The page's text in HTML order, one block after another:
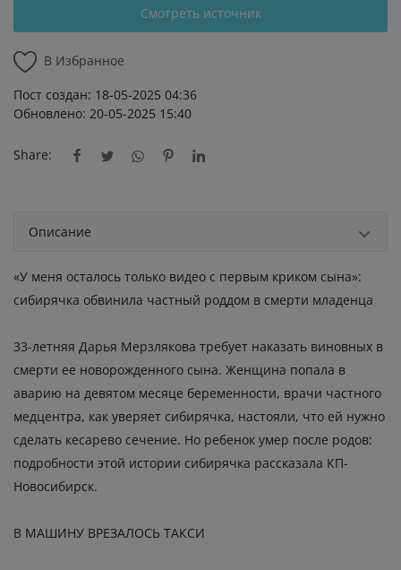
Смотреть источник
В Избранное
Пост создан: 18-05-2025 04:36
Обновлено: 20-05-2025 15:40
Share:
Описание
«У меня осталось только видео с первым криком сына»:
сибирячка обвинила частный роддом в смерти младенца
33-летняя Дарья Мерзлякова требует наказать виновных в
смерти ее новорожденного сына. Женщина попала в
аварию на девятом месяце беременности, врачи частного
медцентра, как уверяет сибирячка, настояли, что ей нужно
сделать кесарево сечение. Но ребенок умер после родов:
подробности этой истории сибирячка рассказала КП-
Новосибирск.
В МАШИНУ ВРЕЗАЛОСЬ ТАКСИ